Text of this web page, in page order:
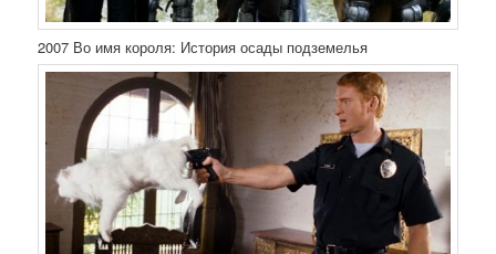
2007 Во имя короля: История осады подземелья